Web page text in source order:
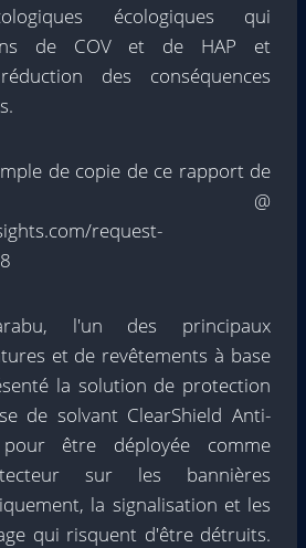
écologiques qui
de COV et de HAP et
des conséquences
de copie de ce rapport de
@
request-
l'un des principaux
et de revêtements à base
la solution de protection
de solvant ClearShield Anti-
être déployée comme
sur les bannières
la signalisation et les
qui risquent d'être détruits.